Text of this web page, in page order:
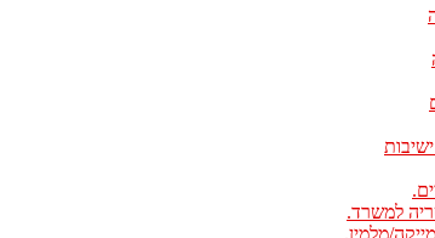
למשרד.
מלמין.